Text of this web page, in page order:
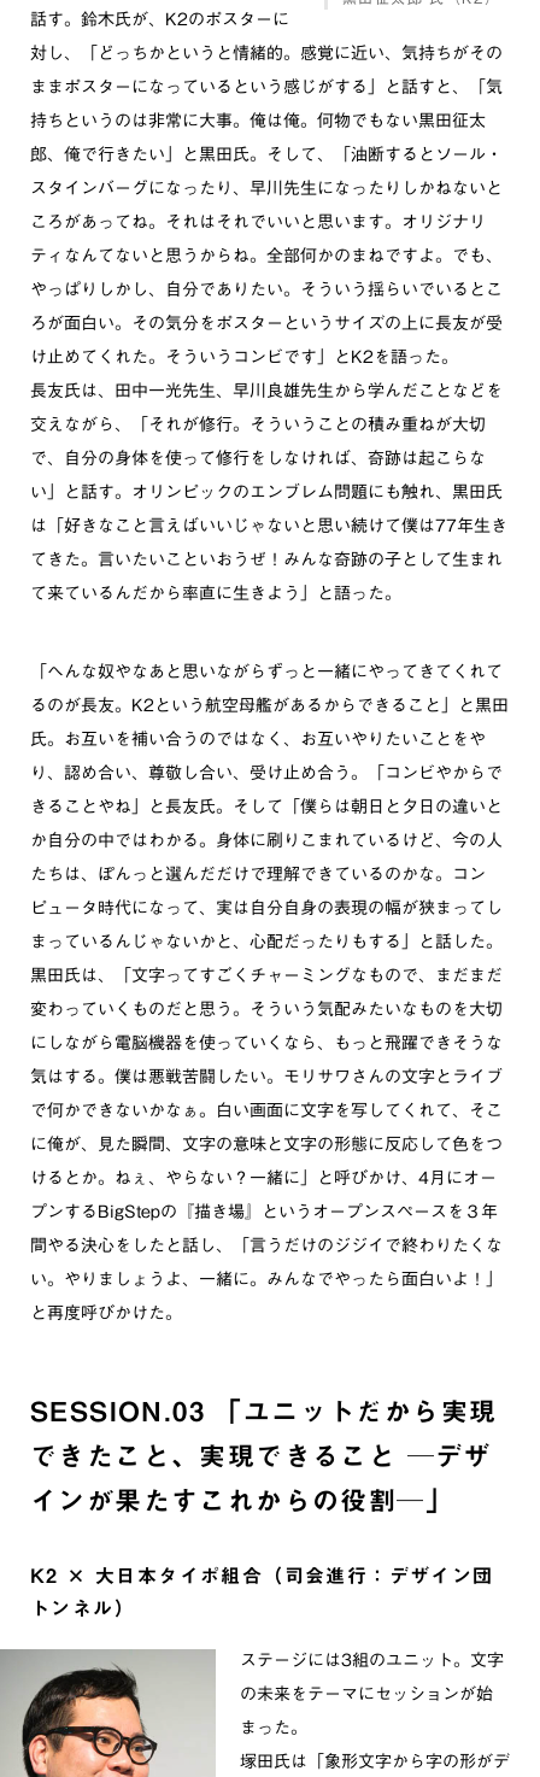
話す。鈴木氏が、K2のポスターに
対し、「どっちかというと情緒的。感覚に近い、気持ちがその
ままポスターになっているという感じがする」と話すと、「気
持ちというのは非常に大事。俺は俺。何物でもない黒田征太
郎、俺で行きたい」と黒田氏。そして、「油断するとソール・
スタインバーグになったり、早川先生になったりしかねないと
ころがあってね。それはそれでいいと思います。オリジナリ
ティなんてないと思うからね。全部何かのまねですよ。でも、
やっぱりしかし、自分でありたい。そういう揺らいでいるとこ
ろが面白い。その気分をポスターというサイズの上に長友が受
け止めてくれた。そういうコンビです」とK2を語った。
長友氏は、田中一光先生、早川良雄先生から学んだことなどを
交えながら、「それが修行。そういうことの積み重ねが大切
で、自分の身体を使って修行をしなければ、奇跡は起こらな
い」と話す。オリンピックのエンブレム問題にも触れ、黒田氏
は「好きなこと言えばいいじゃないと思い続けて僕は77年生き
てきた。言いたいこといおうぜ！みんな奇跡の子として生まれ
て来ているんだから率直に生きよう」と語った。
「へんな奴やなあと思いながらずっと一緒にやってきてくれて
るのが長友。K2という航空母艦があるからできること」と黒田
氏。お互いを補い合うのではなく、お互いやりたいことをや
り、認め合い、尊敬し合い、受け止め合う。「コンビやからで
きることやね」と長友氏。そして「僕らは朝日と夕日の違いと
か自分の中ではわかる。身体に刷りこまれているけど、今の人
たちは、ぽんっと選んだだけで理解できているのかな。コン
ピュータ時代になって、実は自分自身の表現の幅が狭まってし
まっているんじゃないかと、心配だったりもする」と話した。
黒田氏は、「文字ってすごくチャーミングなもので、まだまだ
変わっていくものだと思う。そういう気配みたいなものを大切
にしながら電脳機器を使っていくなら、もっと飛躍できそうな
気はする。僕は悪戦苦闘したい。モリサワさんの文字とライブ
で何かできないかなぁ。白い画面に文字を写してくれて、そこ
に俺が、見た瞬間、文字の意味と文字の形態に反応して色をつ
けるとか。ねぇ、やらない？一緒に」と呼びかけ、4月にオー
プンするBigStepの『描き場』というオープンスペースを３年
間やる決心をしたと話し、「言うだけのジジイで終わりたくな
い。やりましょうよ、一緒に。みんなでやったら面白いよ！」
と再度呼びかけた。
SESSION.03 「ユニットだから実現
できたこと、実現できること ─デザ
インが果たすこれからの役割─」
K2 × 大日本タイポ組合（司会進行：デザイン団
トンネル）
ステージには3組のユニット。文字
の未来をテーマにセッションが始
まった。
塚田氏は「象形文字から字の形がデ